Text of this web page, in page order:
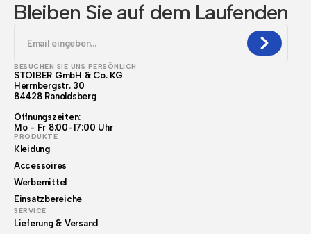
Bleiben Sie auf dem Laufenden
BESUCHEN SIE UNS PERSÖNLICH
STOIBER GmbH & Co. KG
Herrnbergstr. 30
84428 Ranoldsberg
Öffnungszeiten:
Mo - Fr 8:00-17:00 Uhr
PRODUKTE
Kleidung
Accessoires
Werbemittel
Einsatzbereiche
SERVICE
Lieferung & Versand